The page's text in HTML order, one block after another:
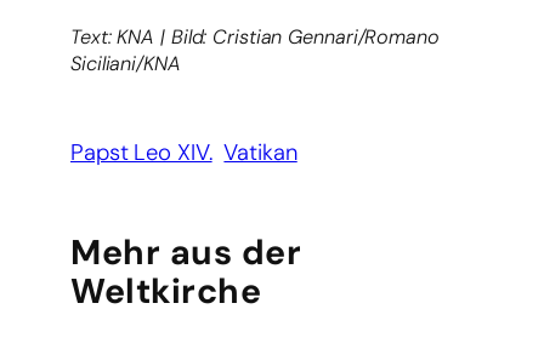
Text: KNA | Bild: Cristian Gennari/Romano
Siciliani/KNA
Papst Leo XIV. Vatikan
Mehr aus der
Weltkirche